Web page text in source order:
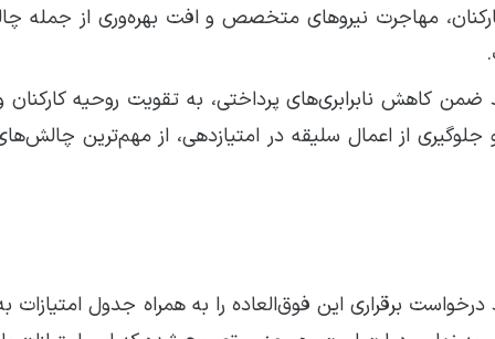
مهاجرت نیروهای متخصص و افت بهره‌وری از جمله
کاهش نابرابری‌های پرداختی، به تقویت روحیه کارکنان
جلوگیری از اعمال سلیقه در امتیازدهی، از مهم‌ترین
برقراری این فوق‌العاده را به همراه جدول امتیازات